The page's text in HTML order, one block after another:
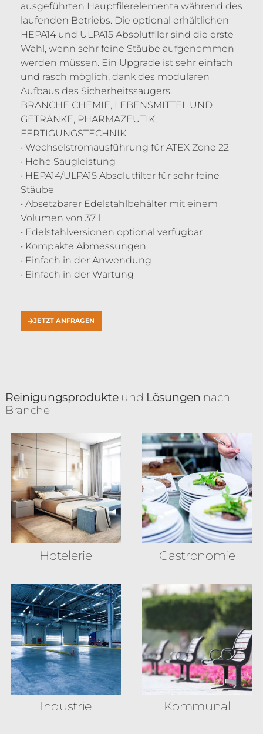
ausgeführten Hauptfilerelementa während des
laufenden Betriebs. Die optional erhältlichen
HEPA14 und ULPA15 Absolutfiler sind die erste
Wahl, wenn sehr feine Stäube aufgenommen
werden müssen. Ein Upgrade ist sehr einfach
und rasch möglich, dank des modularen
Aufbaus des Sicherheitssaugers.
BRANCHE CHEMIE, LEBENSMITTEL UND
GETRÄNKE, PHARMAZEUTIK,
FERTIGUNGSTECHNIK
• Wechselstromausführung für ATEX Zone 22
• Hohe Saugleistung
• HEPA14/ULPA15 Absolutfilter für sehr feine
Stäube
• Absetzbarer Edelstahlbehälter mit einem
Volumen von 37 l
• Edelstahlversionen optional verfügbar
• Kompakte Abmessungen
• Einfach in der Anwendung
• Einfach in der Wartung
JETZT ANFRAGEN
Reinigungsprodukteund Lösungen nach
Branche
Hotelerie Gastronomie
Industrie Kommunal